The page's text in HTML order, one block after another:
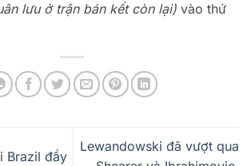
lưu ở trận bán kết còn lại) vào thứ
Brazil đầy
Lewandowski đã vượt qua